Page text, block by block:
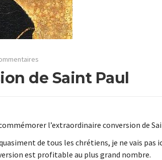
de Saint Paul
l’extraordinaire conversion de
de tous les chrétiens, je ne vais pas
est profitable au plus grand nombre.